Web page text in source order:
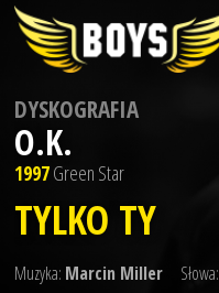
DYSKOGRAFIA
O.K.
1997Green Star
TYLKO TY
Muzyka: Marcin Miller Słowa: